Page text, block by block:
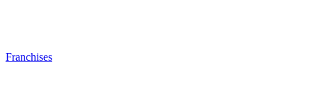
Franchises